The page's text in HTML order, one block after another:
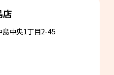
店
島中央1丁目2-45